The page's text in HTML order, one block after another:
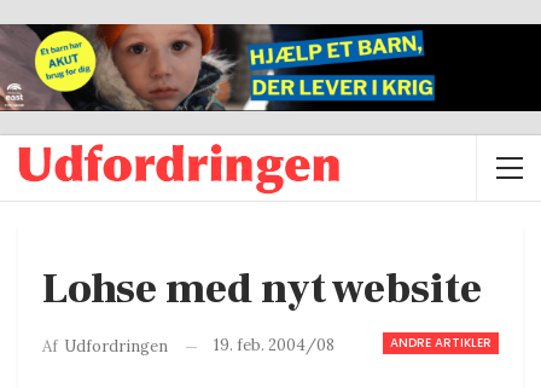
Lohse med nyt website
ANDRE ARTIKLER
Af Udfordringen 19. feb. 2004/08